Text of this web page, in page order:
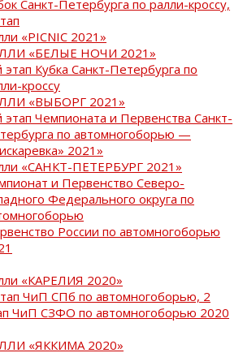
Санкт-Петербурга по ралли-кроссу,
«PICNIC 2021»
«БЕЛЫЕ НОЧИ 2021»
этап Кубка Санкт-Петербурга по
кроссу
«ВЫБОРГ 2021»
этап Чемпионата и Первенства Санкт-
по автомногоборью —
2021»
«САНКТ-ПЕТЕРБУРГ 2021»
и Первенство Северо-
Федерального округа по
России по автомногоборью
«КАРЕЛИЯ 2020»
ЧиП СПб по автомногоборью, 2
ЧиП СЗФО по автомногоборью 2020
«ЯККИМА 2020»